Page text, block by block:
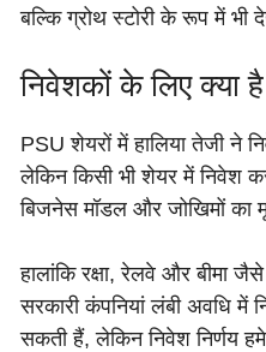
बल्कि ग्रोथ स्टोरी के रूप में भी
निवेशकों के लिए क्या
PSU शेयरों में हालिया तेजी ने
लेकिन किसी भी शेयर में निवेश
बिजनेस मॉडल और जोखिमों का
हालांकि रक्षा, रेलवे और बीमा
सरकारी कंपनियां लंबी अवधि में
सकती हैं, लेकिन निवेश निर्णय